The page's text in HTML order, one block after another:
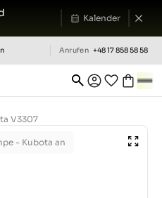
Kalender
Anrufen +48 17 858 58 58
V3307
- Kubota an